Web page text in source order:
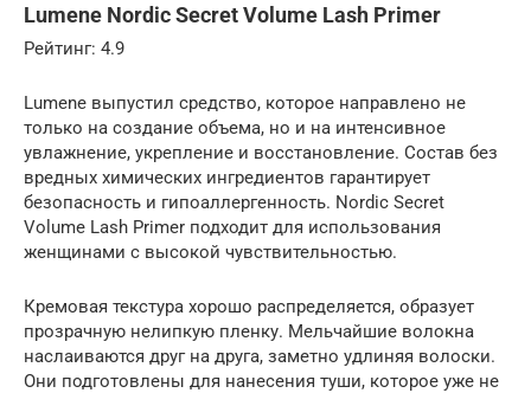
Lumene Nordic Secret Volume Lash Primer
Рейтинг: 4.9
Lumene выпустил средство, которое направлено не
только на создание объема, но и на интенсивное
увлажнение, укрепление и восстановление. Состав без
вредных химических ингредиентов гарантирует
безопасность и гипоаллергенность. Nordic Secret
Volume Lash Primer подходит для использования
женщинами с высокой чувствительностью.
Кремовая текстура хорошо распределяется, образует
прозрачную нелипкую пленку. Мельчайшие волокна
наслаиваются друг на друга, заметно удлиняя волоски.
Они подготовлены для нанесения туши, которое уже не